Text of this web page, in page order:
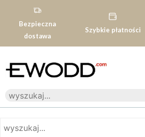
Bezpieczna
dostawa
Szybkie płatności